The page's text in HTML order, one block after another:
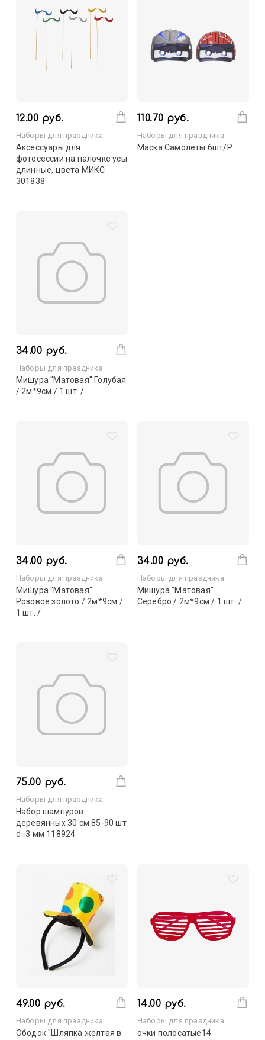
12.00 руб.
Наборы для праздника
Аксессуары для
фотосессии на палочке усы
длинные, цвета МИКС
301838
110.70 руб.
Наборы для праздника
Маска Самолеты 6шт/Р
34.00 руб.
Наборы для праздника
Мишура "Матовая" Голубая
/ 2м*9см / 1 шт. /
34.00 руб.
Наборы для праздника
Мишура "Матовая"
Розовое золото / 2м*9см /
1 шт. /
34.00 руб.
Наборы для праздника
Мишура "Матовая"
Серебро / 2м*9см / 1 шт. /
75.00 руб.
Наборы для праздника
Набор шампуров
деревянных 30 см 85-90 шт
d=3 мм 118924
49.00 руб.
Наборы для праздника
Ободок "Шляпка желтая в
14.00 руб.
Наборы для праздника
очки полосатые14